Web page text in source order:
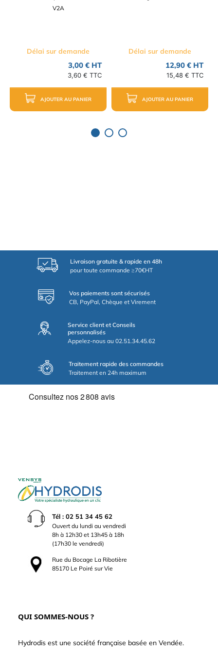
V2A
Délai sur demande
3,00 € HT
3,60 € TTC
AJOUTER AU PANIER
Délai sur demande
12,90 € HT
15,48 € TTC
AJOUTER AU PANIER
Livraison gratuite & rapide en 48h
pour toute commande ≥70€HT
Vos paiements sont sécurisés
CB, PayPal, Chèque et Virement
Service client et Conseils
personnalisés
Appelez-nous au 02.51.34.45.62
Traitement rapide des commandes
Traitement en 24h maximum
Tél : 02 51 34 45 62
Ouvert du lundi au vendredi
8h à 12h30 et 13h45 à 18h
(17h30 le vendredi)
Rue du Bocage La Ribotière
85170 Le Poiré sur Vie
QUI SOMMES-NOUS ?
Hydrodis est une société française basée en Vendée.